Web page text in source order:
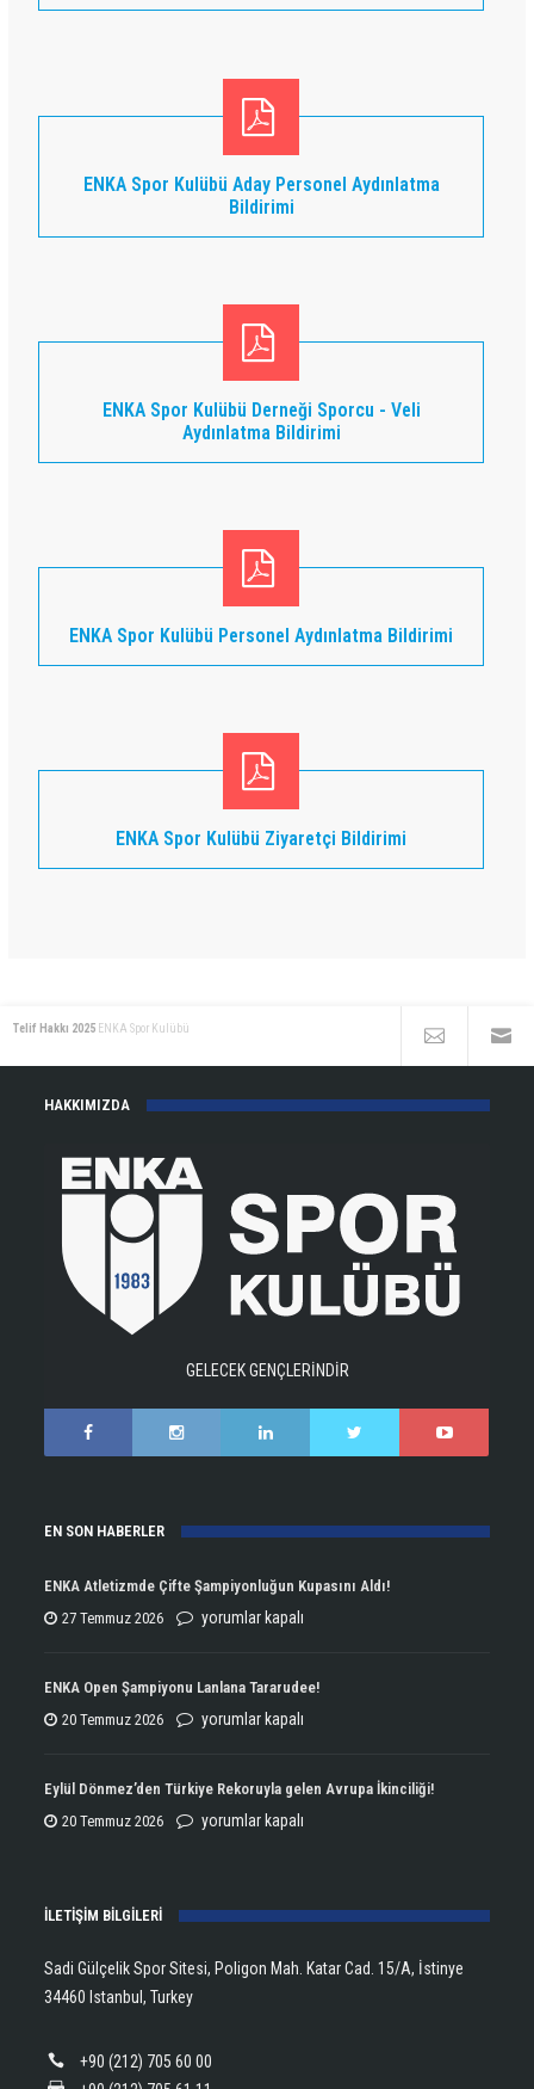
ENKA Spor Kulübü Aday Personel Aydınlatma
Bildirimi
ENKA Spor Kulübü Derneği Sporcu - Veli
Aydınlatma Bildirimi
ENKA Spor Kulübü Personel Aydınlatma Bildirimi
ENKA Spor Kulübü Ziyaretçi Bildirimi
Telif Hakkı 2025 ENKA Spor Kulübü
HAKKIMIZDA
GELECEK GENÇLERİNDİR
EN SON HABERLER
ENKA Atletizmde Çifte Şampiyonluğun Kupasını Aldı!
27 Temmuz 2026
ENKA
Çifte
Şampiyonluğun
yorumlar kapalı
ENKA Open Şampiyonu Lanlana Tararudee!
20 Temmuz 2026
ENKA
Şampiyonu
Lanlana
yorumlar kapalı
Eylül Dönmez’den Türkiye Rekoruyla gelen Avrupa İkinciliği!
20 Temmuz 2026
Eylül
Rekoruyla
Avrupa
yorumlar kapalı
İLETİŞİM BİLGİLERİ
Sadi Gülçelik Spor Sitesi, Poligon Mah. Katar Cad. 15/A, İstinye
34460 Istanbul, Turkey
+90 (212) 705 60 00